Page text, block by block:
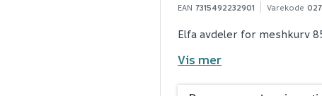
EAN 7315492232901 Varekode
Elfa avdeler for meshkurv
Vis mer